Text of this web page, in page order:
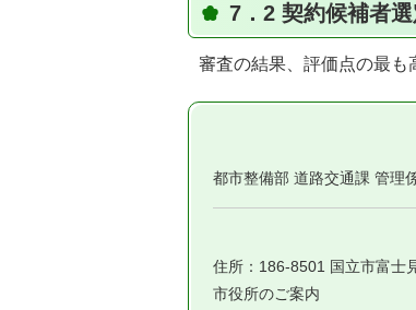
7．2 契約候補者
審査の結果、評価点の最も
都市整備部 道路交通課 管理
住所：186-8501 国立市富士
市役所のご案内